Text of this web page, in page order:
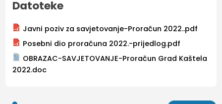
Datoteke
Javni poziv za savjetovanje-Proračun 2022..pdf
Posebni dio proračuna 2022.-prijedlog.pdf
OBRAZAC-SAVJETOVANJE-Proračun Grad Kaštela
2022.doc